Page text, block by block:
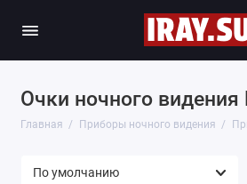
Очки ночного видения
Главная Приборы ночного видения